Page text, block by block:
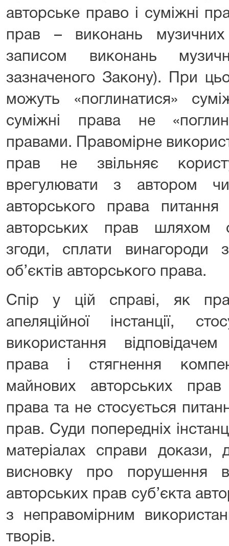
авторське право і суміжні
прав – виконань
записом виконань
зазначеного Закону). При
можуть «поглинатися»
суміжні права не
правами. Правомірне
прав не звільняє
врегулювати з автором
авторського права питання
авторських прав шляхом
згоди, сплати винагороди
об’єктів авторського права.
Спір у цій справі, як
апеляційної інстанції,
використання
права і стягнення
майнових авторських прав
права та не стосується
прав. Суди попередніх
матеріалах справи докази,
висновку про порушення
авторських прав суб’єкта
з неправомірним
творів.